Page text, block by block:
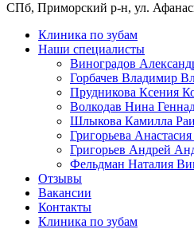
СПб, Приморский р-н, ул.
Клиника по зубам
Наши специалисты
Виноградов
Горбачев Владимир
Прудникова Ксения
Волкодав Нина
Шлыкова Камилла
Григорьева
Григорьев Андрей
Фельдман Наталия
Отзывы
Вакансии
Контакты
Клиника по зубам